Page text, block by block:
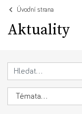
Úvodní strana
Aktuality